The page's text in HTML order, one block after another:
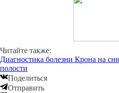
Читайте также:
Диагностика болезни Крона на
полости
Поделиться
Отправить